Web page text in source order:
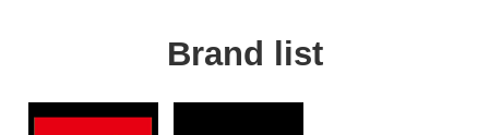
Brand list